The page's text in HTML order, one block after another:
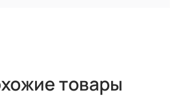
товары